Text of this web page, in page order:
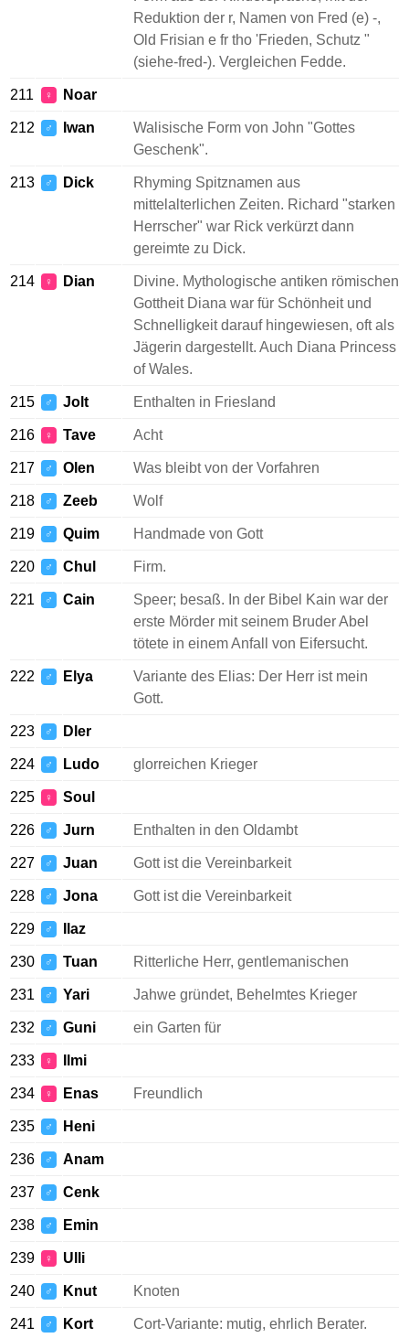
Reduktion der r, Namen von Fred (e) -,
Old Frisian e fr tho 'Frieden, Schutz "
(siehe-fred-). Vergleichen Fedde.
211 ♀ Noar
212 ♂ Iwan
Walisische Form von John "Gottes
Geschenk".
213 ♂ Dick
Rhyming Spitznamen aus
mittelalterlichen Zeiten. Richard "starken
Herrscher" war Rick verkürzt dann
gereimte zu Dick.
214 ♀ Dian
Divine. Mythologische antiken römischen
Gottheit Diana war für Schönheit und
Schnelligkeit darauf hingewiesen, oft als
Jägerin dargestellt. Auch Diana Princess
of Wales.
215 ♂ Jolt Enthalten in Friesland
216 ♀ Tave Acht
217 ♂ Olen Was bleibt von der Vorfahren
218 ♂ Zeeb Wolf
219 ♂ Quim Handmade von Gott
220 ♂ Chul Firm.
221 ♂ Cain
Speer; besaß. In der Bibel Kain war der
erste Mörder mit seinem Bruder Abel
tötete in einem Anfall von Eifersucht.
222 ♂ Elya
Variante des Elias: Der Herr ist mein
Gott.
223 ♂ Dler
224 ♂ Ludo glorreichen Krieger
225 ♀ Soul
226 ♂ Jurn Enthalten in den Oldambt
227 ♂ Juan Gott ist die Vereinbarkeit
228 ♂ Jona Gott ist die Vereinbarkeit
229 ♂ Ilaz
230 ♂ Tuan Ritterliche Herr, gentlemanischen
231 ♂ Yari Jahwe gründet, Behelmtes Krieger
232 ♂ Guni ein Garten für
233 ♀ Ilmi
234 ♀ Enas Freundlich
235 ♂ Heni
236 ♂ Anam
237 ♂ Cenk
238 ♂ Emin
239 ♀ Ulli
240 ♂ Knut Knoten
241 ♂ Kort Cort-Variante: mutig, ehrlich Berater.